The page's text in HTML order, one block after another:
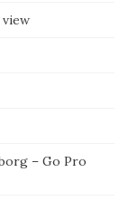
– Go Pro